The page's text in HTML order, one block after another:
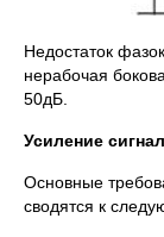
Недостаток
нерабочая
50дБ.
Усиление
Основные
сводятся к